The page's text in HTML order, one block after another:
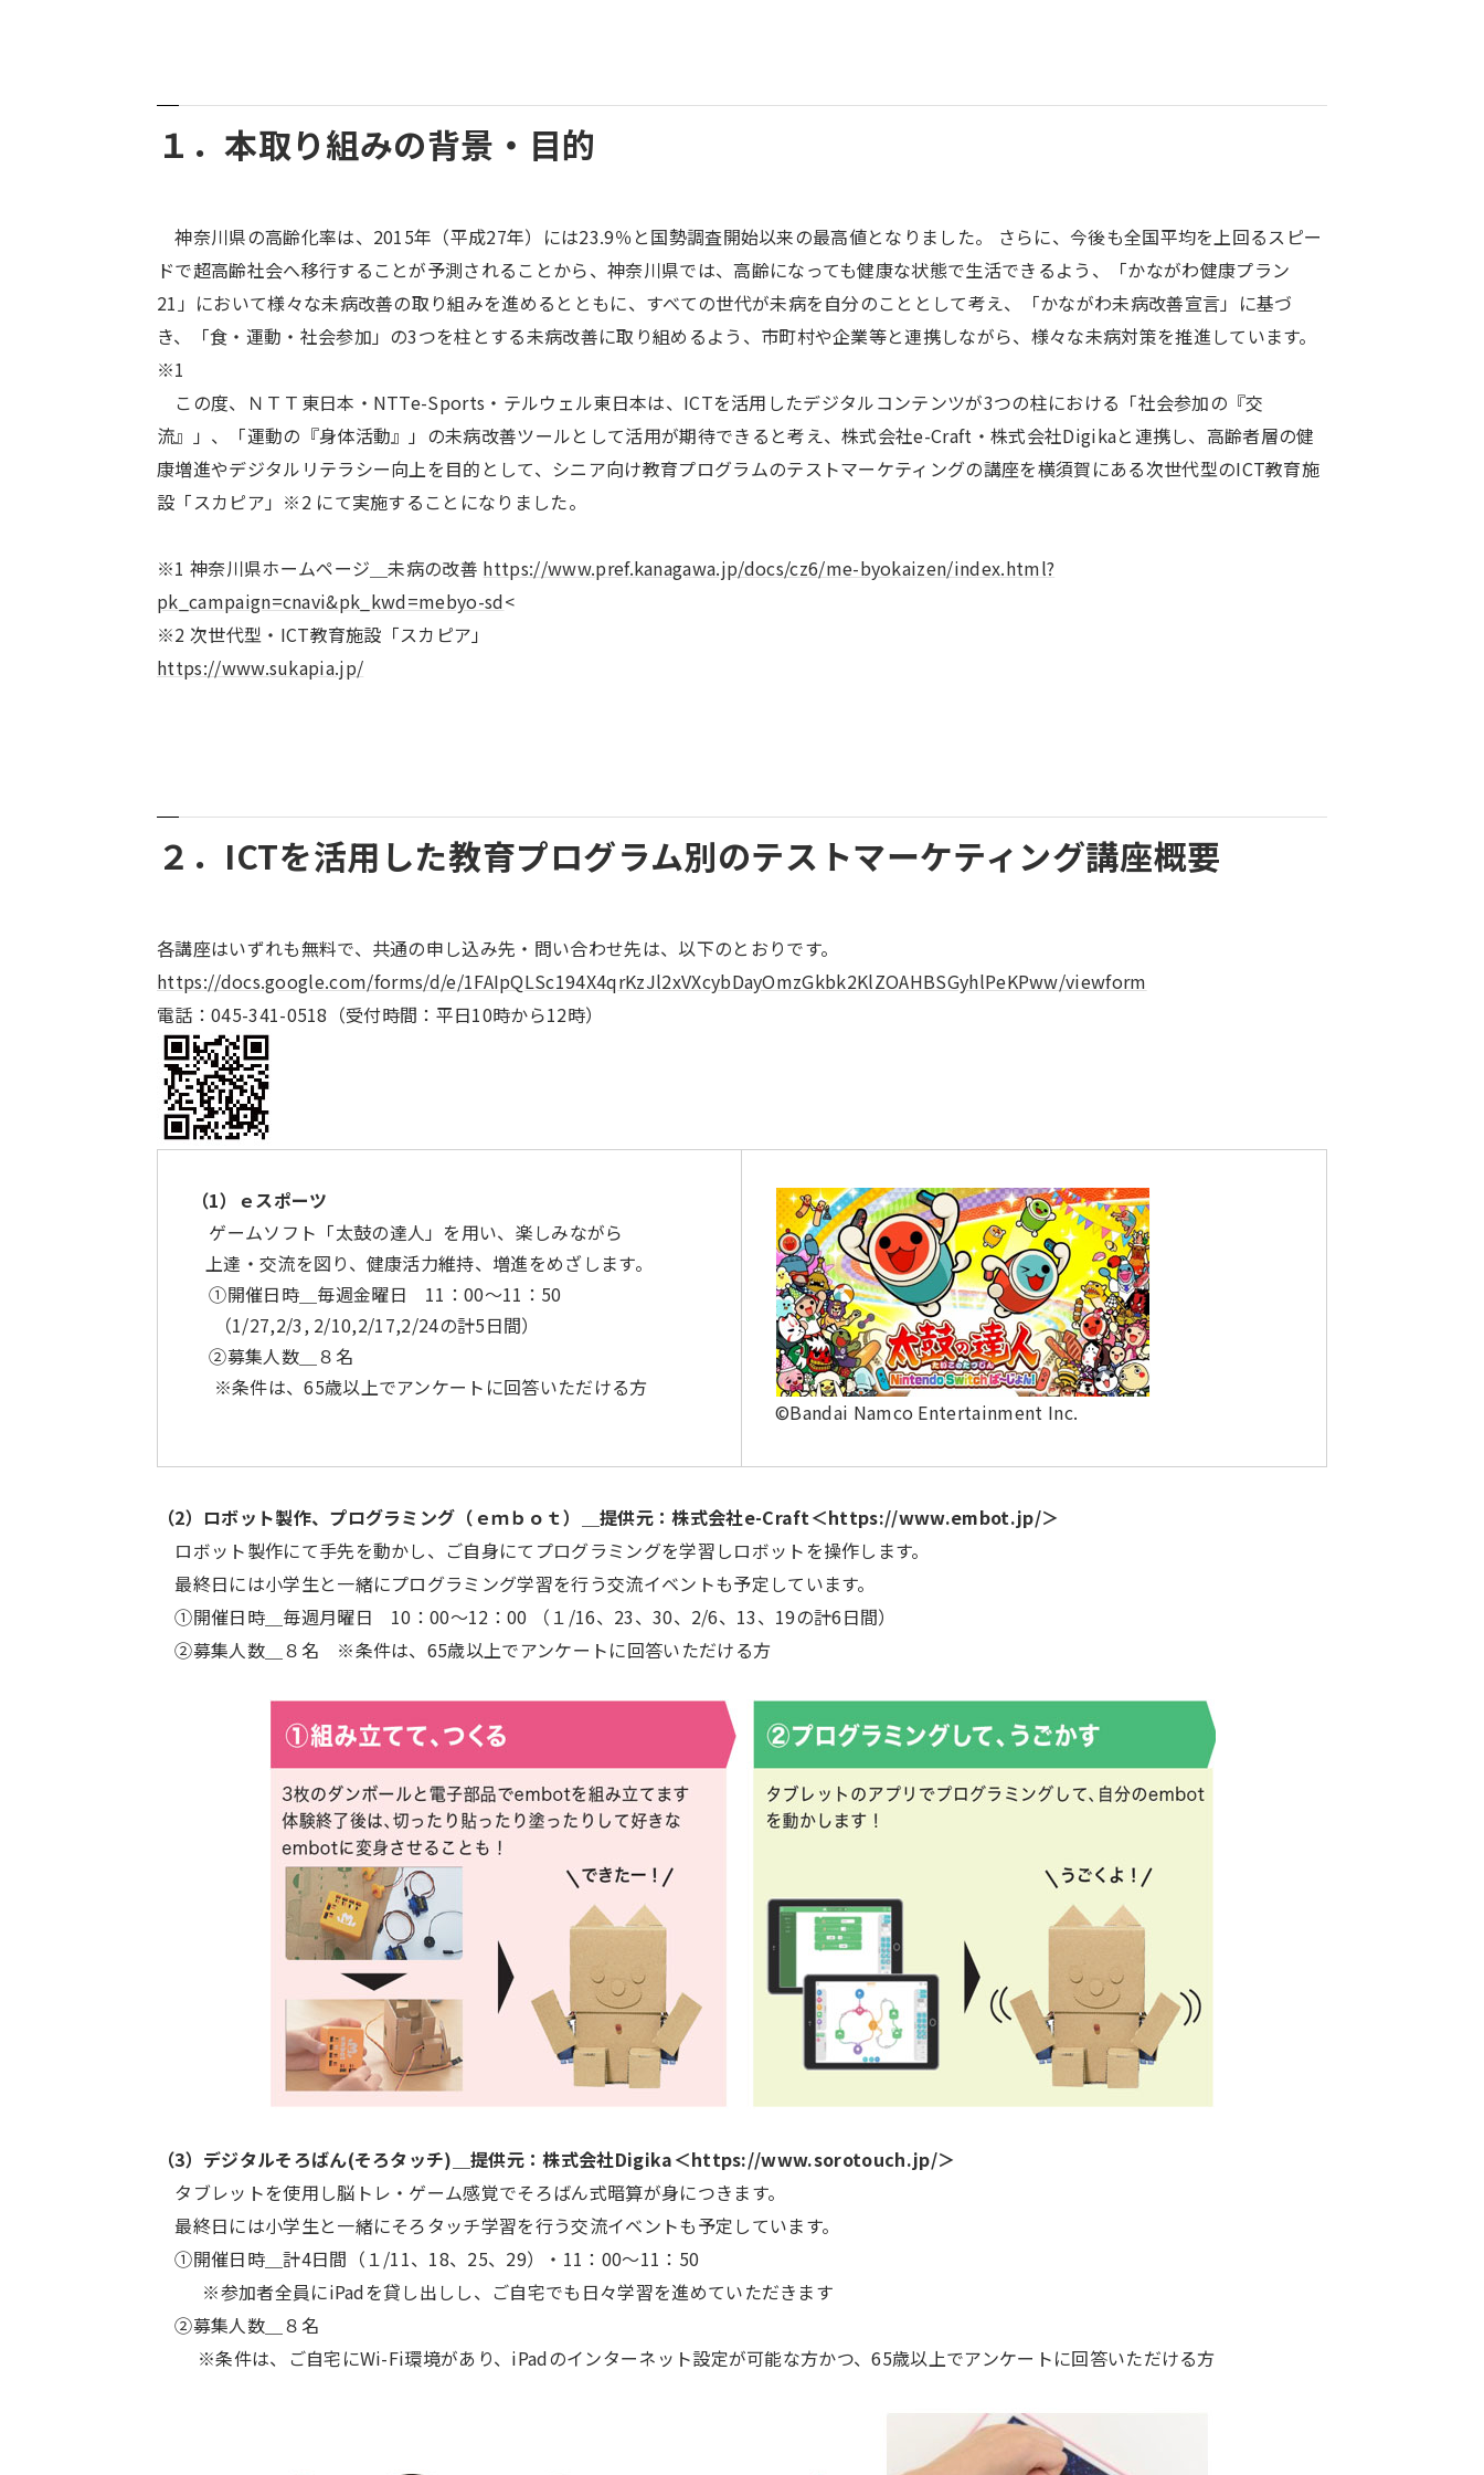
１．本取り組みの背景・目的
神奈川県の高齢化率は、2015年（平成27年）には23.9％と国勢調査開始以来の最高値となりました。 さらに、今後も全国平均を上回るスピー
ドで超高齢社会へ移行することが予測されることから、神奈川県では、高齢になっても健康な状態で生活できるよう、「かながわ健康プラン
21」において様々な未病改善の取り組みを進めるとともに、すべての世代が未病を自分のこととして考え、「かながわ未病改善宣言」に基づ
き、「食・運動・社会参加」の3つを柱とする未病改善に取り組めるよう、市町村や企業等と連携しながら、様々な未病対策を推進しています。
※1
この度、ＮＴＴ東日本・NTTe-Sports・テルウェル東日本は、ICTを活用したデジタルコンテンツが3つの柱における「社会参加の『交
流』」、「運動の『身体活動』」の未病改善ツールとして活用が期待できると考え、株式会社e-Craft・株式会社Digikaと連携し、高齢者層の健
康増進やデジタルリテラシー向上を目的として、シニア向け教育プログラムのテストマーケティングの講座を横須賀にある次世代型のICT教育施
設「スカピア」※2 にて実施することになりました。
※1 神奈川県ホームページ＿未病の改善 https://www.pref.kanagawa.jp/docs/cz6/me-byokaizen/index.html?
pk_campaign=cnavi&pk_kwd=mebyo-sd<
※2 次世代型・ICT教育施設「スカピア」
https://www.sukapia.jp/
２．ICTを活用した教育プログラム別のテストマーケティング講座概要
各講座はいずれも無料で、共通の申し込み先・問い合わせ先は、以下のとおりです。
https://docs.google.com/forms/d/e/1FAIpQLSc194X4qrKzJl2xVXcybDayOmzGkbk2KlZOAHBSGyhlPeKPww/viewform
電話：045-341-0518（受付時間：平日10時から12時）
（1）ｅスポーツ
ゲームソフト「太鼓の達人」を用い、楽しみながら
上達・交流を図り、健康活力維持、増進をめざします。
①開催日時＿毎週金曜日 11：00～11：50
（1/27,2/3, 2/10,2/17,2/24の計5日間）
②募集人数＿８名
※条件は、65歳以上でアンケートに回答いただける方
©Bandai Namco Entertainment Inc.
（2）ロボット製作、プログラミング（ｅｍｂｏｔ）＿提供元：株式会社e-Craft＜https://www.embot.jp/＞
ロボット製作にて手先を動かし、ご自身にてプログラミングを学習しロボットを操作します。
最終日には小学生と一緒にプログラミング学習を行う交流イベントも予定しています。
①開催日時＿毎週月曜日 10：00～12：00 （１/16、23、30、2/6、13、19の計6日間）
②募集人数＿８名 ※条件は、65歳以上でアンケートに回答いただける方
（3）デジタルそろばん(そろタッチ)＿提供元：株式会社Digika＜https://www.sorotouch.jp/＞
タブレットを使用し脳トレ・ゲーム感覚でそろばん式暗算が身につきます。
最終日には小学生と一緒にそろタッチ学習を行う交流イベントも予定しています。
①開催日時＿計4日間（１/11、18、25、29）・11：00～11：50
※参加者全員にiPadを貸し出しし、ご自宅でも日々学習を進めていただきます
②募集人数＿８名
※条件は、ご自宅にWi-Fi環境があり、iPadのインターネット設定が可能な方かつ、65歳以上でアンケートに回答いただける方